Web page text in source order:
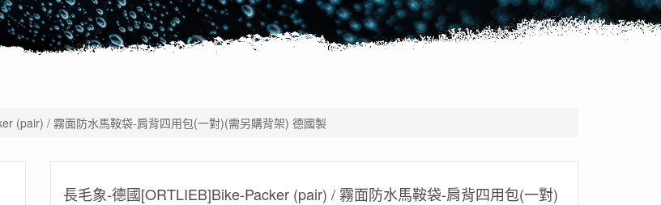
(pair) / 霧面防水馬鞍袋-肩背四用包(一對)(需另購背架) 德國製
長毛象-德國[ORTLIEB]Bike-Packer (pair) / 霧面防水馬鞍袋-肩背四用包(一對)